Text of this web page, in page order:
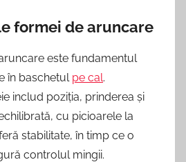
formei de aruncare
este fundamentul
în baschetul pe cal.
includ poziția, prinderea și
cu picioarele la
stabilitate, în timp ce o
controlul mingii.